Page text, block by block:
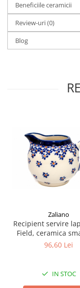
Beneficiile ceramicii
Review-uri(0)
Blog
Zaliano
Recipient servire
Field, ceramica
pictat manual,
96,60 Lei
IN STOC